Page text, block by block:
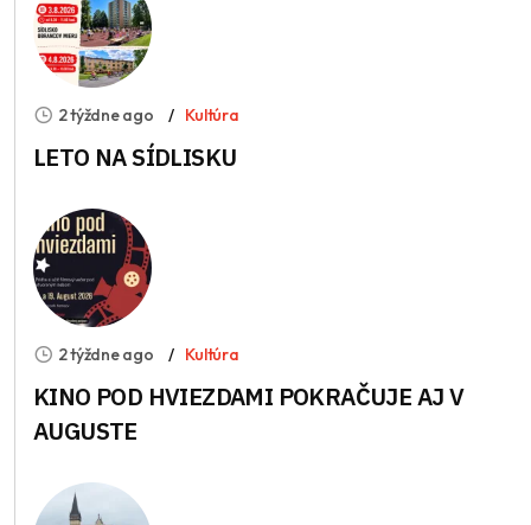
2 týždne ago Kultúra
LETO NA SÍDLISKU
2 týždne ago Kultúra
KINO POD HVIEZDAMI POKRAČUJE AJ V
AUGUSTE